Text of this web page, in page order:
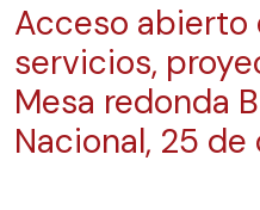
Acceso abierto
servicios,
Mesa redonda
Nacional, 25